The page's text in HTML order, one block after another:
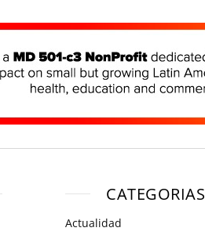
CATEGORIAS
Actualidad